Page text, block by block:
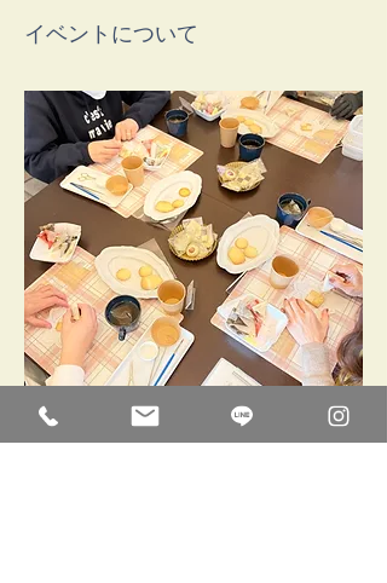
イベントについて